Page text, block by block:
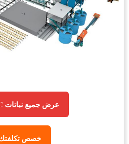
عرض جميع نباتات AAC
خصص تكلفتك